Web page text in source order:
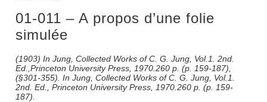
01-011 – A propos d’une folie
simulée
(1903) In Jung, Collected Works of C. G. Jung, Vol.1. 2nd.
Ed.,Princeton University Press, 1970.260 p. (p. 159-187),
(§301-355). In Jung, Collected Works of C. G. Jung, Vol.1.
2nd. Ed., Princeton University Press, 1970.260 p. (p. 159-
187).